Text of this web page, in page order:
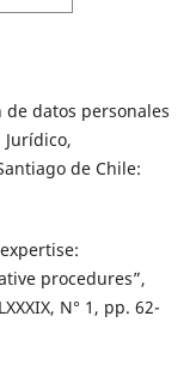
de datos personales
de Chile:
procedures”,
N° 1, pp. 62-